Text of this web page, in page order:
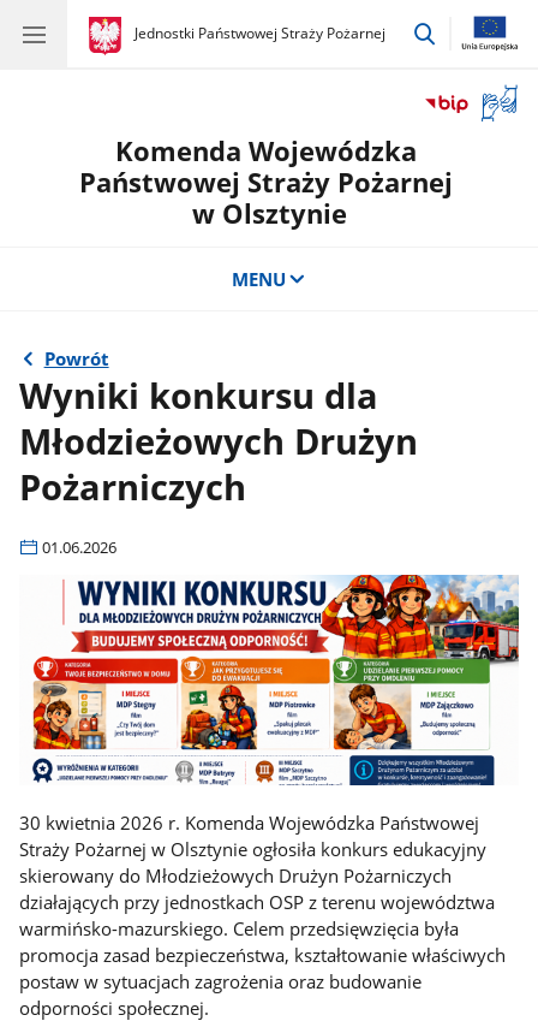
gov.pl
Jednostki Państwowej Straży Pożarnej
gov.pl
Jednostki
przejdź
okno
Komenda Wojewódzka
Państwowej Straży Pożarnej
w Olsztynie
MENU
Powrót
Wyniki konkursu dla
Młodzieżowych Drużyn
Pożarniczych
01.06.2026
30 kwietnia 2026 r. Komenda Wojewódzka Państwowej
Straży Pożarnej w Olsztynie ogłosiła konkurs edukacyjny
skierowany do Młodzieżowych Drużyn Pożarniczych
działających przy jednostkach OSP z terenu województwa
warmińsko-mazurskiego. Celem przedsięwzięcia była
promocja zasad bezpieczeństwa, kształtowanie właściwych
postaw w sytuacjach zagrożenia oraz budowanie
odporności społecznej.